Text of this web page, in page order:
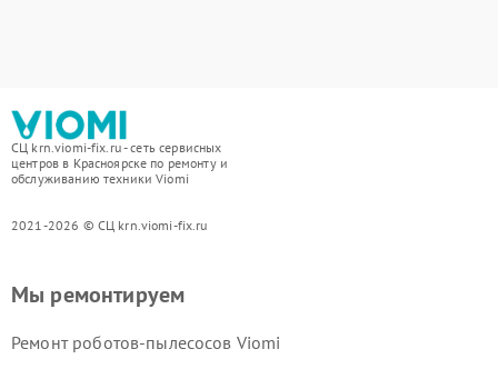
СЦ krn.viomi-fix.ru - сеть сервисных
центров в Красноярске по ремонту и
обслуживанию техники Viomi
2021-2026 © СЦ krn.viomi-fix.ru
Мы ремонтируем
Ремонт роботов-пылесосов Viomi